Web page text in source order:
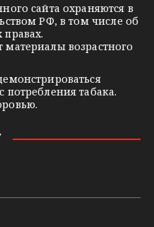
сайта охраняются в
РФ, в том числе об
возрастного
потребления табака.